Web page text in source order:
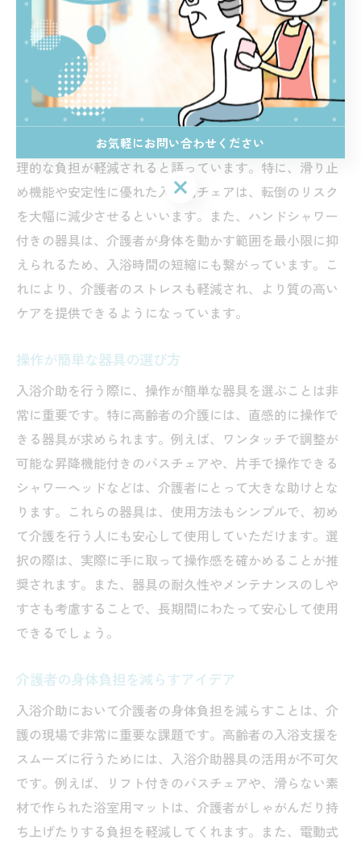
介護者の声から見る器具の効果
高齢者の入浴介助において、実際に介護者がどのように
器具を利用しているのか、その効果を知ることは重要で
す。多くの介護者は、入浴介助器具を使用することで物
理的な負担が軽減されると語っています。特に、滑り止
め機能や安定性に優れた入浴用チェアは、転倒のリスク
を大幅に減少させるといいます。また、ハンドシャワー
付きの器具は、介護者が身体を動かす範囲を最小限に抑
えられるため、入浴時間の短縮にも繋がっています。こ
れにより、介護者のストレスも軽減され、より質の高い
ケアを提供できるようになっています。
操作が簡単な器具の選び方
入浴介助を行う際に、操作が簡単な器具を選ぶことは非
常に重要です。特に高齢者の介護には、直感的に操作で
きる器具が求められます。例えば、ワンタッチで調整が
可能な昇降機能付きのバスチェアや、片手で操作できる
シャワーヘッドなどは、介護者にとって大きな助けとな
ります。これらの器具は、使用方法もシンプルで、初め
て介護を行う人にも安心して使用していただけます。選
択の際は、実際に手に取って操作感を確かめることが推
奨されます。また、器具の耐久性やメンテナンスのしや
すさも考慮することで、長期間にわたって安心して使用
できるでしょう。
介護者の身体負担を減らすアイデア
入浴介助において介護者の身体負担を減らすことは、介
護の現場で非常に重要な課題です。高齢者の入浴支援を
スムーズに行うためには、入浴介助器具の活用が不可欠
です。例えば、リフト付きのバスチェアや、滑らない素
材で作られた浴室用マットは、介護者がしゃがんだり持
ち上げたりする負担を軽減してくれます。また、電動式
お気軽にお問い合わせください
お気軽にお問い合わせください